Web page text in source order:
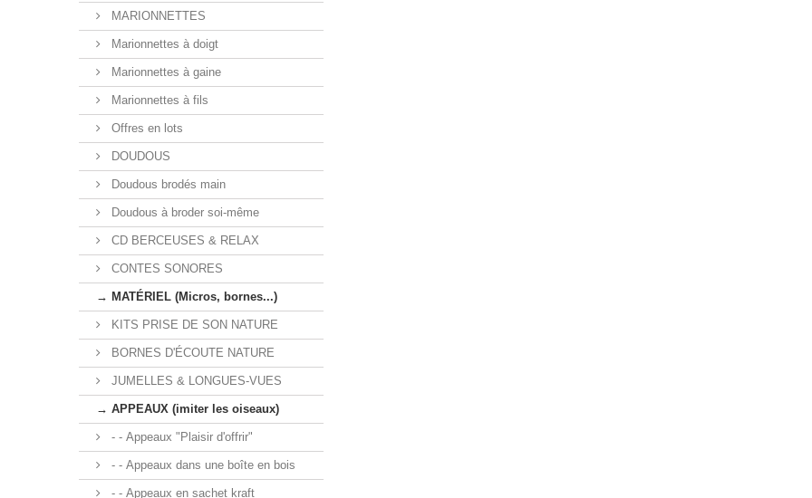
MARIONNETTES
Marionnettes à doigt
Marionnettes à gaine
Marionnettes à fils
Offres en lots
DOUDOUS
Doudous brodés main
Doudous à broder soi-même
CD BERCEUSES & RELAX
CONTES SONORES
→ MATÉRIEL (Micros, bornes...)
KITS PRISE DE SON NATURE
BORNES D'ÉCOUTE NATURE
JUMELLES & LONGUES-VUES
→ APPEAUX (imiter les oiseaux)
- - Appeaux "Plaisir d'offrir"
- - Appeaux dans une boîte en bois
- - Appeaux en sachet kraft